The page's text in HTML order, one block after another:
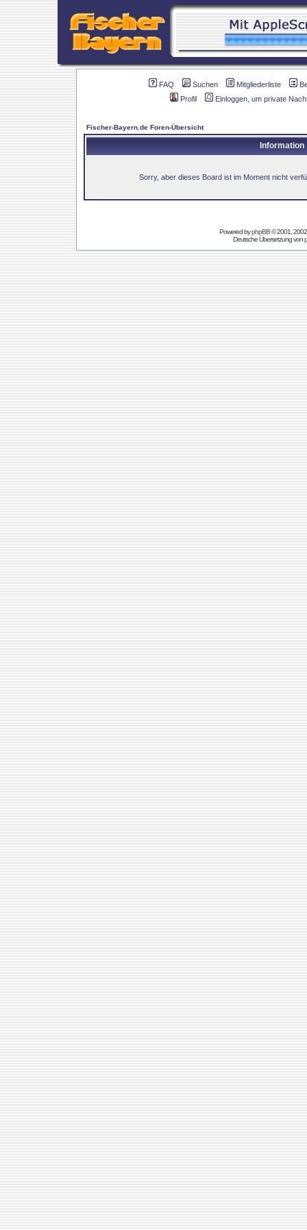
FAQ Suchen Mitgliederliste
Profil
Einloggen, um private
Fischer-Bayern.de Foren-Übersicht
Information
Sorry, aber dieses Board ist im Moment nicht
Powered byphpBB© 2001,
Deutsche Übersetzung von